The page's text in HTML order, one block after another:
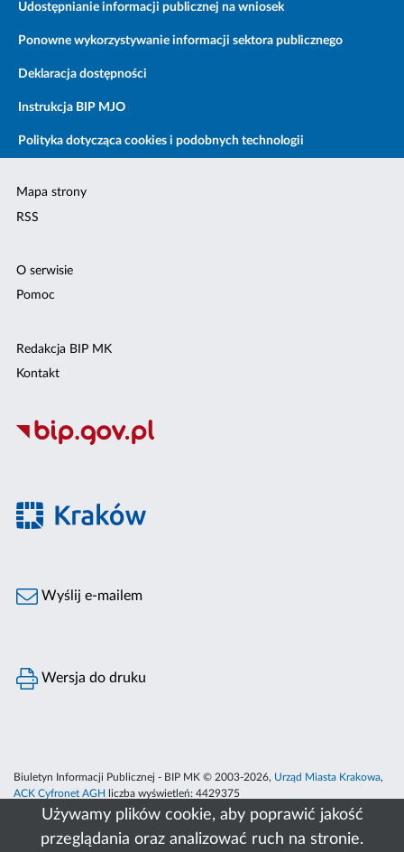
Używamy plików cookie, aby poprawić jakość
przeglądania oraz analizować ruch na stronie.
Udostępnianie informacji publicznej na wniosek
Ponowne wykorzystywanie informacji sektora publicznego
Deklaracja dostępności
Instrukcja BIP MJO
Polityka dotycząca cookies i podobnych technologii
Mapa strony
RSS
O serwisie
Pomoc
Redakcja BIP MK
Kontakt
Wyślij e-mailem
Wersja do druku
Biuletyn Informacji Publicznej - BIP MK © 2003-2026, Urząd Miasta Krakowa,
ACK Cyfronet AGH
liczba wyświetleń: 4429375